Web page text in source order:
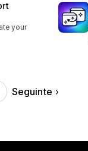
your
Seguinte